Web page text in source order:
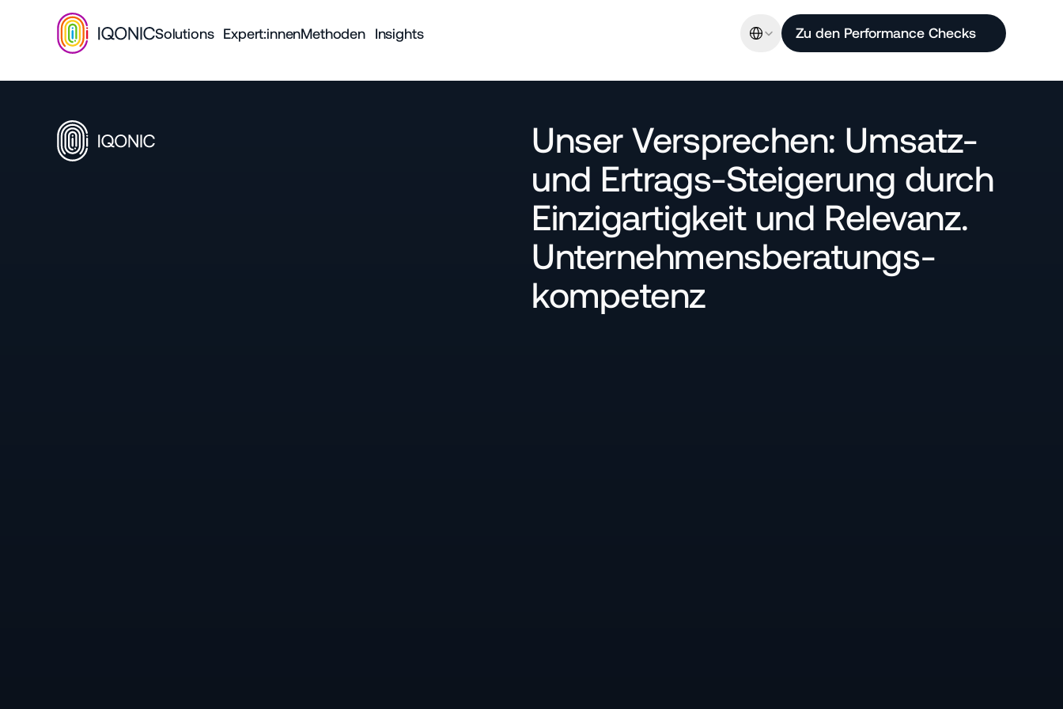
Solutions Insights
Methoden
Expert:innen Zu den Performance Checks
Select Language
Unser Versprechen: Umsatz-
und Ertrags-Steigerung durch
Einzig­artig­keit und Relevanz­.
Unter­nehmens­beratungs­
kompetenz